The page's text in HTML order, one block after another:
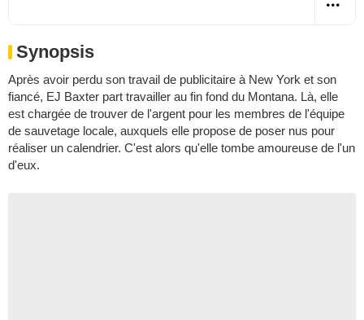
Synopsis
Après avoir perdu son travail de publicitaire à New York et son
fiancé, EJ Baxter part travailler au fin fond du Montana. Là, elle
est chargée de trouver de l'argent pour les membres de l'équipe
de sauvetage locale, auxquels elle propose de poser nus pour
réaliser un calendrier. C'est alors qu'elle tombe amoureuse de l'un
d'eux.